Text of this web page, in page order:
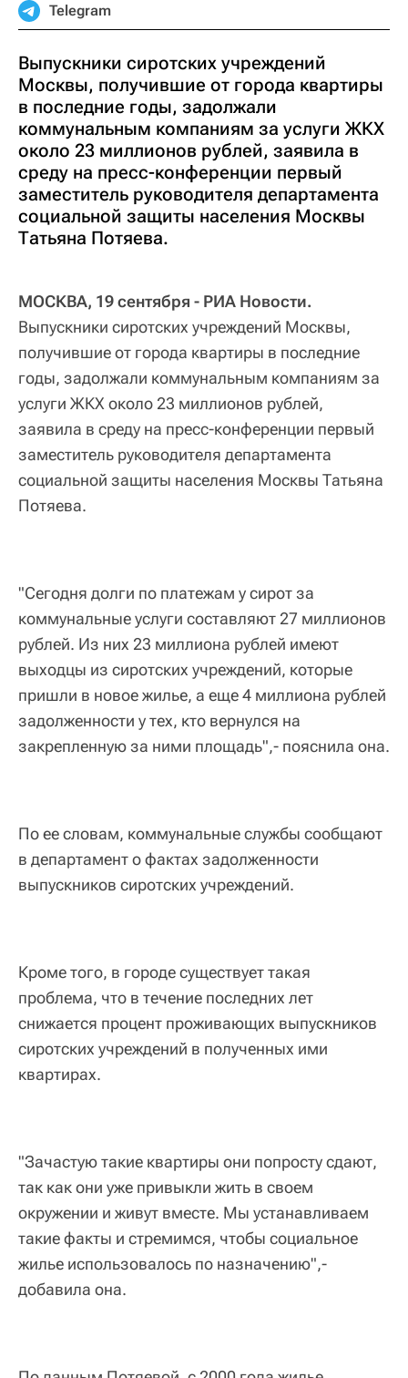
Telegram
Выпускники сиротских учреждений
Москвы, получившие от города квартиры
в последние годы, задолжали
коммунальным компаниям за услуги ЖКХ
около 23 миллионов рублей, заявила в
среду на пресс-конференции первый
заместитель руководителя департамента
социальной защиты населения Москвы
Татьяна Потяева.
МОСКВА, 19 сентября - РИА Новости.
Выпускники сиротских учреждений Москвы,
получившие от города квартиры в последние
годы, задолжали коммунальным компаниям за
услуги ЖКХ около 23 миллионов рублей,
заявила в среду на пресс-конференции первый
заместитель руководителя департамента
социальной защиты населения Москвы Татьяна
Потяева.
"Сегодня долги по платежам у сирот за
коммунальные услуги составляют 27 миллионов
рублей. Из них 23 миллиона рублей имеют
выходцы из сиротских учреждений, которые
пришли в новое жилье, а еще 4 миллиона рублей
задолженности у тех, кто вернулся на
закрепленную за ними площадь",- пояснила она.
По ее словам, коммунальные службы сообщают
в департамент о фактах задолженности
выпускников сиротских учреждений.
Кроме того, в городе существует такая
проблема, что в течение последних лет
снижается процент проживающих выпускников
сиротских учреждений в полученных ими
квартирах.
"Зачастую такие квартиры они попросту сдают,
так как они уже привыкли жить в своем
окружении и живут вместе. Мы устанавливаем
такие факты и стремимся, чтобы социальное
жилье использовалось по назначению",-
добавила она.